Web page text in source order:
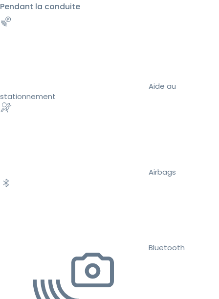
Pendant la conduite
Aide au
stationnement
Airbags
Bluetooth